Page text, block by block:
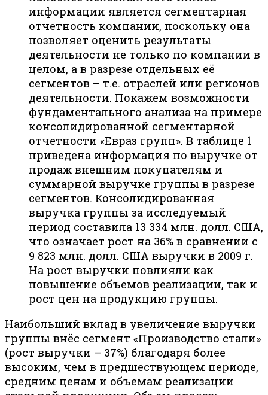
информации является сегментарная
отчетность компании, поскольку она
позволяет оценить результаты
деятельности не только по компании в
целом, а в разрезе отдельных её
сегментов – т.е. отраслей или регионов
деятельности. Покажем возможности
фундаментального анализа на примере
консолидированной сегментарной
отчетности «Евраз групп». В таблице 1
приведена информация по выручке от
продаж внешним покупателям и
суммарной выручке группы в разрезе
сегментов. Консолидированная
выручка группы за исследуемый
период составила 13 334 млн. долл. США,
что означает рост на 36% в сравнении с
9 823 млн. долл. США выручки в 2009 г.
На рост выручки повлияли как
повышение объемов реализации, так и
рост цен на продукцию группы.
Наибольший вклад в увеличение выручки
группы внёс сегмент «Производство стали»
(рост выручки – 37%) благодаря более
высоким, чем в предшествующем периоде,
средним ценам и объемам реализации